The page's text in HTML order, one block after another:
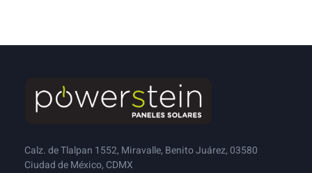
Calz. de Tlalpan 1552, Miravalle, Benito Juárez, 03580
Ciudad de México, CDMX